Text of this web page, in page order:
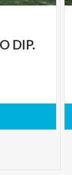
DIP.